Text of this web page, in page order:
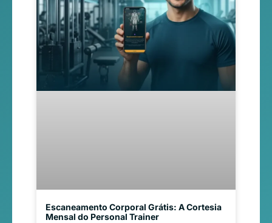
Escaneamento Corporal Grátis: A Cortesia
Mensal do Personal Trainer